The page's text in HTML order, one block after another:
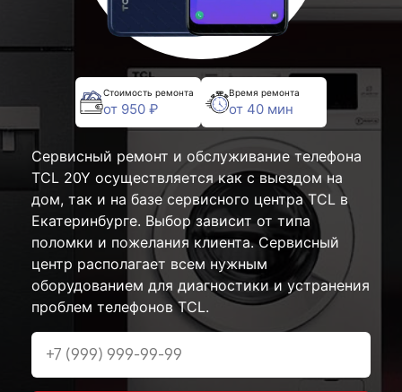
Стоимость ремонта
от 950 ₽
Время ремонта
от 40 мин
Сервисный ремонт и обслуживание телефона
TCL 20Y осуществляется как с выездом на
дом, так и на базе сервисного центра TCL в
Екатеринбурге. Выбор зависит от типа
поломки и пожелания клиента. Сервисный
центр располагает всем нужным
оборудованием для диагностики и устранения
проблем телефонов TCL.